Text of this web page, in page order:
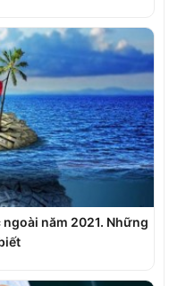
năm 2021. Những